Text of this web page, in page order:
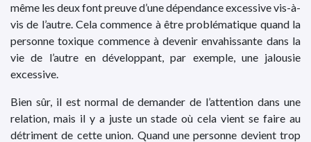
même les deux font preuve d’une dépendance excessive vis-à-
vis de l’autre. Cela commence à être problématique quand la
personne toxique commence à devenir envahissante dans la
vie de l’autre en développant, par exemple, une jalousie
excessive.
Bien sûr, il est normal de demander de l’attention dans une
relation, mais il y a juste un stade où cela vient se faire au
détriment de cette union. Quand une personne devient trop